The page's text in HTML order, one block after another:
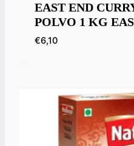
EAST END
POLVO 1 KG
€6,10